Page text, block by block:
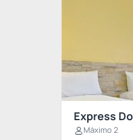
Express
Máximo 2